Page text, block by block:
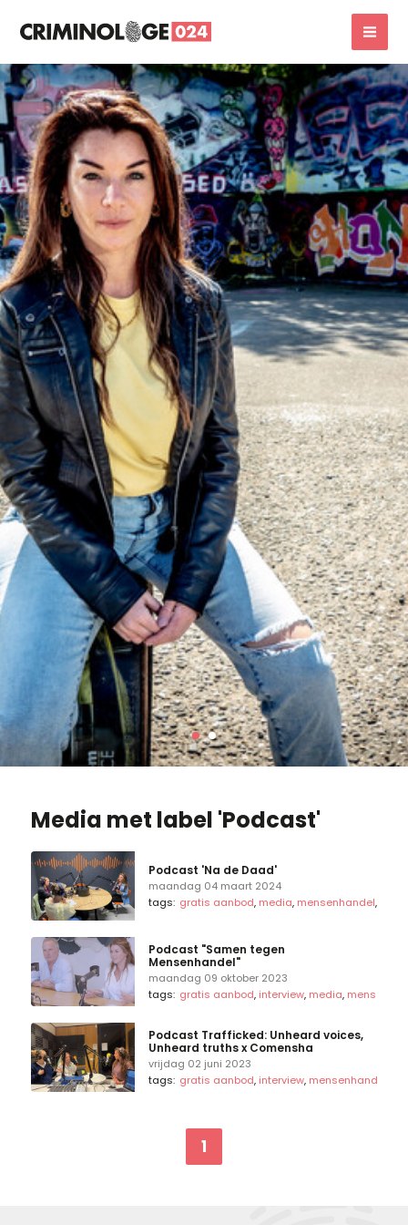
Media met label 'Podcast'
Podcast 'Na de Daad'
maandag 04 maart 2024
tags: gratis aanbod media mensenhandel
Podcast "Samen tegen
Mensenhandel"
maandag 09 oktober 2023
tags: gratis aanbod interview media
Podcast Trafficked: Unheard voices,
Unheard truths x Comensha
vrijdag 02 juni 2023
tags: gratis aanbod interview mensenhandel
1